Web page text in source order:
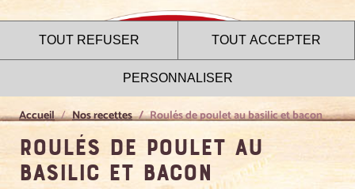
Accueil Nos recettes Roulés de poulet au basilic et bacon
Roulés de poulet au
basilic et bacon
Le site internet Le Gaulois
TOUT REFUSER TOUT ACCEPTER
PERSONNALISER